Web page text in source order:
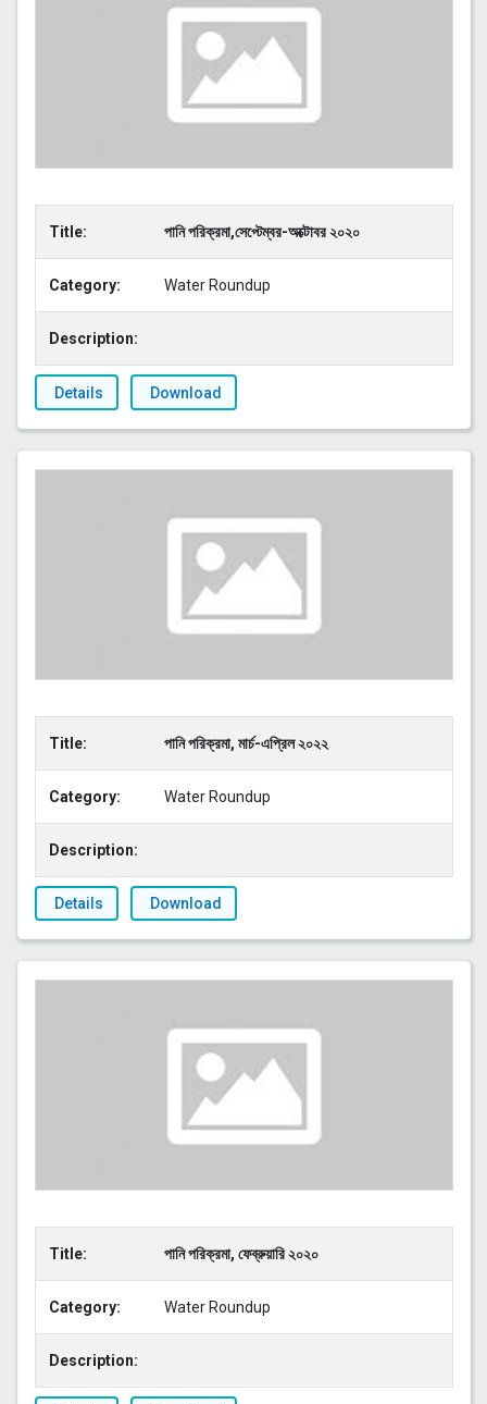
Title: পানি পরিক্রমা,সেপ্টেম্বর-অক্টোবর ২০২০
Category: Water Roundup
Description:
Details Download
Title: পানি পরিক্রমা, মার্চ-এপ্রিল ২০২২
Category: Water Roundup
Description:
Details Download
Title: পানি পরিক্রমা, ফেব্রুয়ারি ২০২০
Category: Water Roundup
Description: